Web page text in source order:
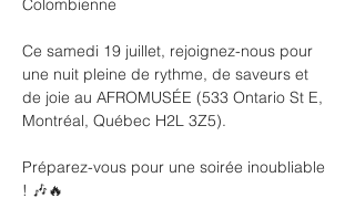
Colombienne
Ce samedi 19 juillet, rejoignez-nous pour
une nuit pleine de rythme, de saveurs et
de joie au AFROMUSÉE (533 Ontario St E,
Montréal, Québec H2L 3Z5).
Préparez-vous pour une soirée inoubliable
! 🎶🔥